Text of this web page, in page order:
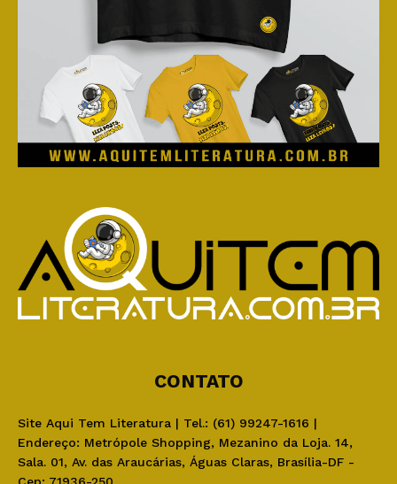
CONTATO
Site Aqui Tem Literatura | Tel.: (61) 99247-1616 |
Endereço: Metrópole Shopping, Mezanino da Loja. 14,
Sala. 01, Av. das Araucárias, Águas Claras, Brasília-DF -
Cep: 71936-250